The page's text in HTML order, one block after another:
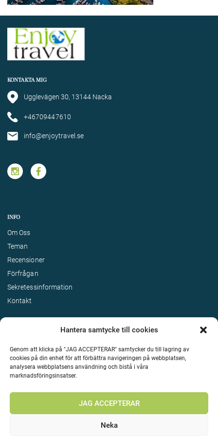
Hantera samtycke till cookies
Genom att klicka på "JAG ACCEPTERAR" samtycker du till lagring av
cookies på din enhet för att förbättra navigeringen på webbplatsen,
analysera webbplatsens användning och bistå i våra
marknadsföringsinsatser.
JAG ACCEPTERAR
Neka
KONTAKTA MIG
Ugglevägen 30, 13144 Nacka
+46709447610
info@enjoytravel.se
INFO
Om Oss
Teman
Recensioner
Förfrågan
Sekretessinformation
Kontakt
Upphovsrätt 2026 Enjoy Travel Alla rättigheter reserverade